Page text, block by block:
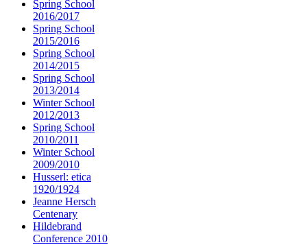
Spring School
2016/2017
Spring School
2015/2016
Spring School
2014/2015
Spring School
2013/2014
Winter School
2012/2013
Spring School
2010/2011
Winter School
2009/2010
Husserl: etica
1920/1924
Jeanne Hersch
Centenary
Hildebrand
Conference 2010